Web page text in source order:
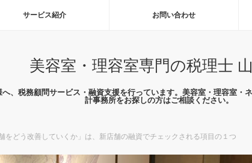
サービス紹介 お問い合わせ
美容室・理容室専門の税理士
、税務顧問サービス・融資支援を行っています。美容室・理容室
計事務所をお探しの方はご相談ください。
をどう改善していくか」は、新店舗の融資でチェックされる項目の１つ